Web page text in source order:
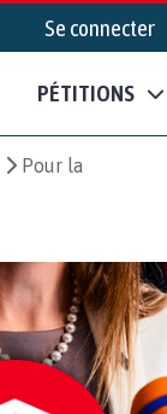
Se connecter
PÉTITIONS
Pour la